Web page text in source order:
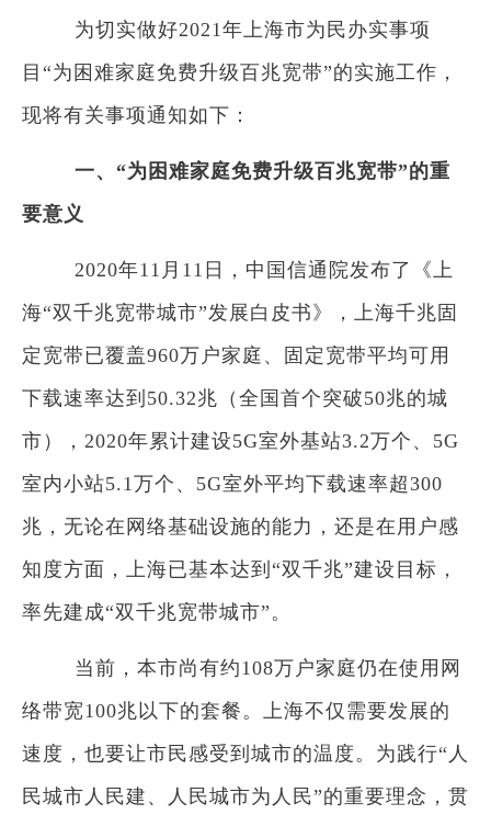
为切实做好2021年上海市为民办实事项
目“为困难家庭免费升级百兆宽带”的实施工作，
现将有关事项通知如下：
一、“为困难家庭免费升级百兆宽带”的重
要意义
2020年11月11日，中国信通院发布了《上
海“双千兆宽带城市”发展白皮书》，上海千兆固
定宽带已覆盖960万户家庭、固定宽带平均可用
下载速率达到50.32兆（全国首个突破50兆的城
市），2020年累计建设5G室外基站3.2万个、5G
室内小站5.1万个、5G室外平均下载速率超300
兆，无论在网络基础设施的能力，还是在用户感
知度方面，上海已基本达到“双千兆”建设目标，
率先建成“双千兆宽带城市”。
当前，本市尚有约108万户家庭仍在使用网
络带宽100兆以下的套餐。上海不仅需要发展的
速度，也要让市民感受到城市的温度。为践行“人
民城市人民建、人民城市为人民”的重要理念，贯